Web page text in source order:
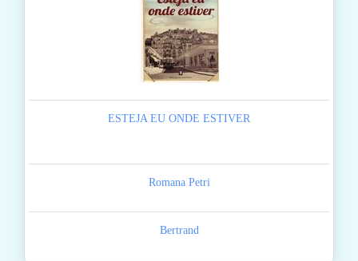
ESTEJA EU ONDE ESTIVER
Romana Petri
Bertrand